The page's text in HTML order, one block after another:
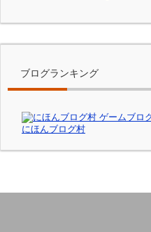
ブログランキング
にほんブログ村